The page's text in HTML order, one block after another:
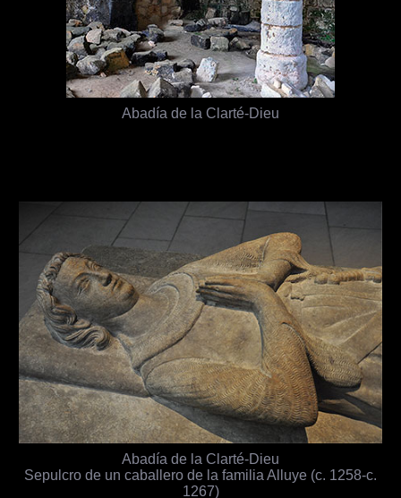
Abadía de la Clarté-Dieu
Abadía de la Clarté-Dieu
Sepulcro de un caballero de la familia Alluye (c. 1258-c.
1267)